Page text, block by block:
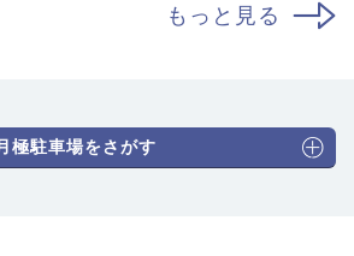
もっと見る
極駐車場をさがす